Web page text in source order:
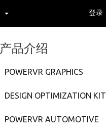
登录
产品介绍
POWERVR GRAPHICS
DESIGN OPTIMIZATION KIT
POWERVR AUTOMOTIVE